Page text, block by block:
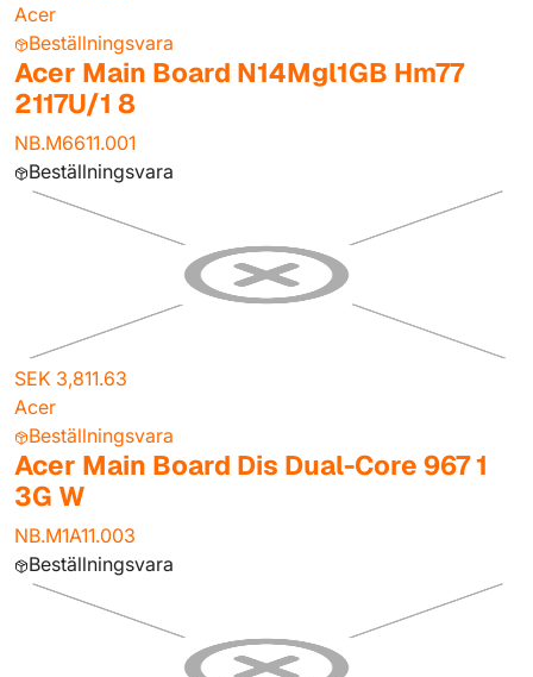
Acer
Beställningsvara
Acer Main Board N14Mgl1GB Hm77
2117U/1 8
NB.M6611.001
Beställningsvara
SEK 3,811.63
Acer
Beställningsvara
Acer Main Board Dis Dual-Core 967 1
3G W
NB.M1A11.003
Beställningsvara